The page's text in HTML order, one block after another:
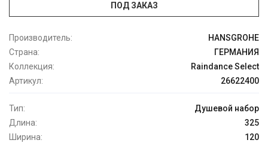
ПОД ЗАКАЗ
Производитель:
HANSGROHE
Страна:
ГЕРМАНИЯ
Коллекция:
Raindance Select
Артикул:
26622400
Тип:
Душевой набор
Длина:
325
Ширина:
120